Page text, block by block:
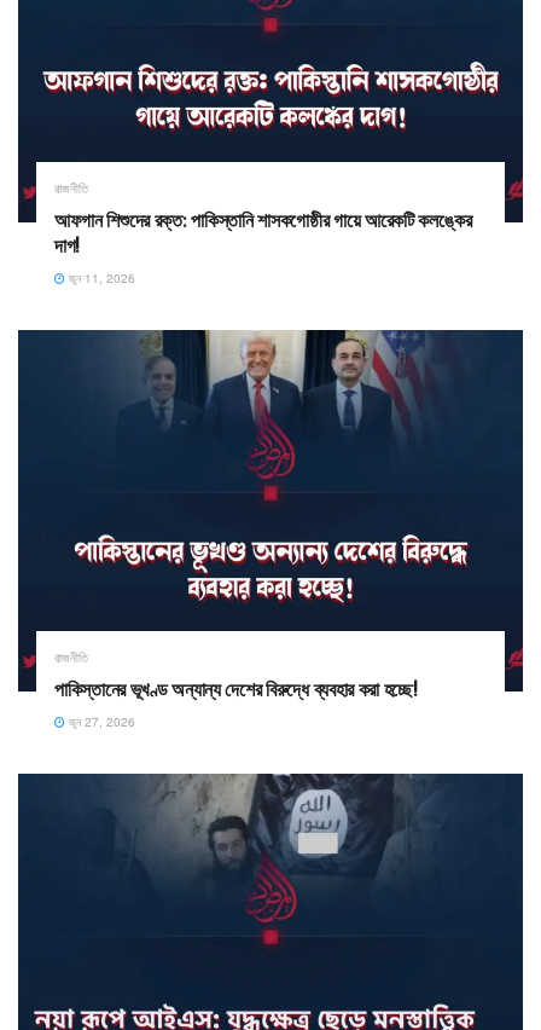
রাজনীতি
আফগান শিশুদের রক্ত: পাকিস্তানি শাসকগোষ্ঠীর গায়ে আরেকটি কলঙ্কের
দাগ!
জুন 11, 2026
রাজনীতি
পাকিস্তানের ভূখণ্ড অন্যান্য দেশের বিরুদ্ধে ব্যবহার করা হচ্ছে!
জুন 27, 2026